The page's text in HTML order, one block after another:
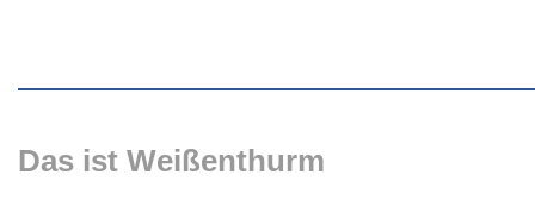
Das ist Weißenthurm